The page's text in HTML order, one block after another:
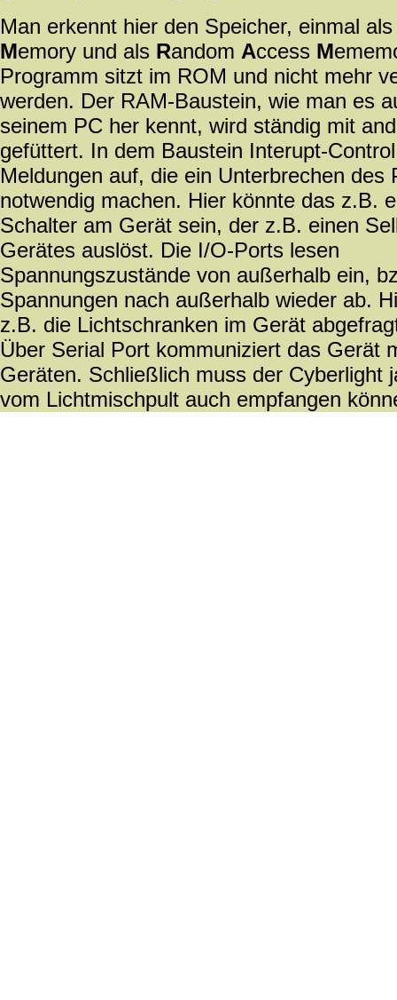
Man erkennt hier den Speicher, einmal
Memory und als Random Access M
Programm sitzt im ROM und nicht mehr
werden. Der RAM-Baustein, wie man es
seinem PC her kennt, wird ständig mit
gefüttert. In dem Baustein Interupt-
Meldungen auf, die ein Unterbrechen des
notwendig machen. Hier könnte das z.B.
Schalter am Gerät sein, der z.B. einen
Gerätes auslöst. Die I/O-Ports lesen
Spannungszustände von außerhalb ein,
Spannungen nach außerhalb wieder ab.
z.B. die Lichtschranken im Gerät
Über Serial Port kommuniziert das Gerät
Geräten. Schließlich muss der Cyberlight
vom Lichtmischpult auch empfangen